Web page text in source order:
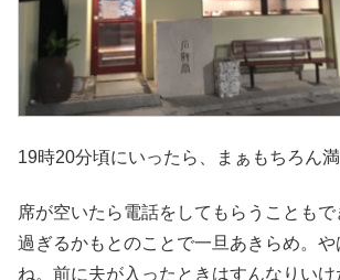
19時20分頃にいったら、まぁもちろん満
席が空いたら電話をしてもらうことも
過ぎるかもとのことで一旦あきらめ。
ね。前に夫が入ったときはすんなりいけ